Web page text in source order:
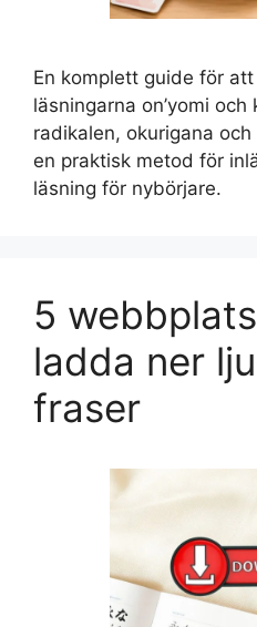
En komplett guide för
läsningarna on’yomi och
radikalen, okurigana
en praktisk metod för
läsning för nybörjare.
5
ladda ner
fraser